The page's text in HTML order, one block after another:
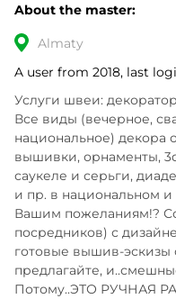
About the master:
Almaty
A user from 2018, last
Услуги швеи:
Все виды (вечерное,
национальное) декора
вышивки, орнаменты,
саукеле и серьги,
и пр. в национальном
Вашим пожеланиям!?
посредников) с
готовые вышив-эскизы
предлагайте,
Потому..ЭТО РУЧНАЯ